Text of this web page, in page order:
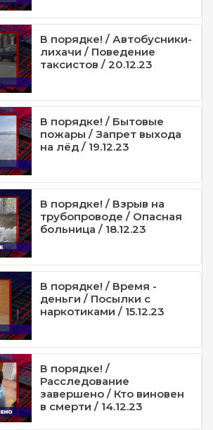
В порядке! / Автобусники-
лихачи / Поведение
таксистов / 20.12.23
В порядке! / Бытовые
пожары / Запрет выхода
на лёд / 19.12.23
В порядке! / Взрыв на
трубопроводе / Опасная
больница / 18.12.23
В порядке! / Время -
деньги / Посылки с
наркотиками / 15.12.23
В порядке! /
Расследование
завершено / Кто виновен
в смерти / 14.12.23